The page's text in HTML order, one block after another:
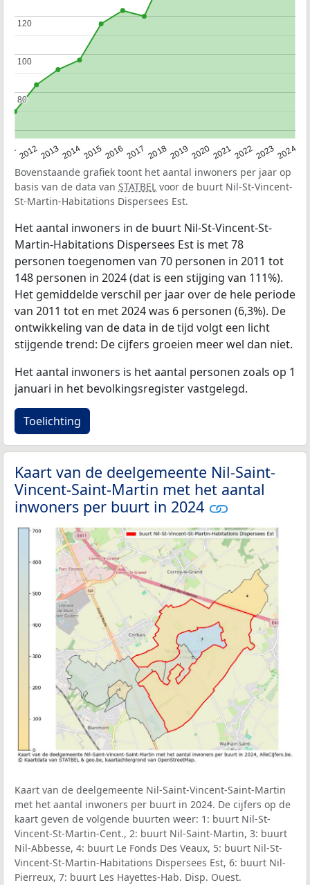
201220132014201520162017 20182019 20202021202220232024
80
80
100
100
120
120
Bovenstaande grafiek toont het aantal inwoners per jaar op
basis van de data van STATBEL voor de buurt Nil-St-Vincent-
St-Martin-Habitations Dispersees Est.
Het aantal inwoners in de buurt Nil-St-Vincent-St-
Martin-Habitations Dispersees Est is met 78
personen toegenomen van 70 personen in 2011 tot
148 personen in 2024 (dat is een stijging van 111%).
Het gemiddelde verschil per jaar over de hele periode
van 2011 tot en met 2024 was 6 personen (6,3%). De
ontwikkeling van de data in de tijd volgt een licht
stijgende trend: De cijfers groeien meer wel dan niet.
Het aantal inwoners is het aantal personen zoals op 1
januari in het bevolkingsregister vastgelegd.
Toelichting
Kaart van de deelgemeente Nil-Saint-
Vincent-Saint-Martin met het aantal
inwoners per buurt in 2024
Kaart van de deelgemeente Nil-Saint-Vincent-Saint-Martin
met het aantal inwoners per buurt in 2024. De cijfers op de
kaart geven de volgende buurten weer: 1: buurt Nil-St-
Vincent-St-Martin-Cent., 2: buurt Nil-Saint-Martin, 3: buurt
Nil-Abbesse, 4: buurt Le Fonds Des Veaux, 5: buurt Nil-St-
Vincent-St-Martin-Habitations Dispersees Est, 6: buurt Nil-
Pierreux, 7: buurt Les Hayettes-Hab. Disp. Ouest.